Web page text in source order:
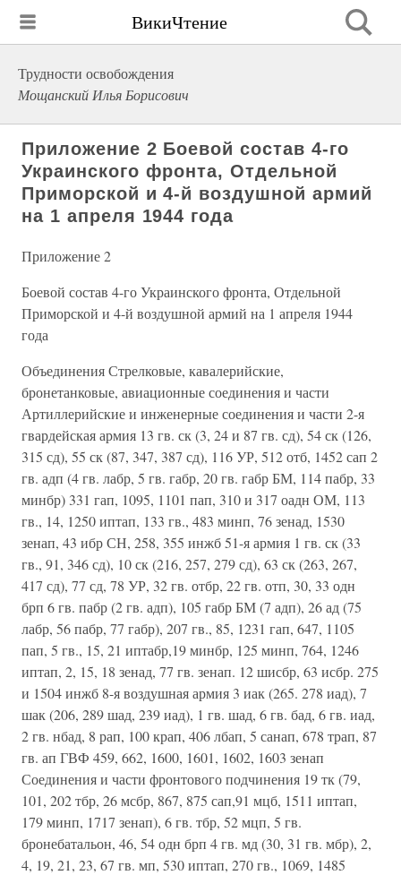
ВикиЧтение
Трудности освобождения
Мощанский Илья Борисович
Приложение 2 Боевой состав 4-го
Украинского фронта, Отдельной
Приморской и 4-й воздушной армий
на 1 апреля 1944 года
Приложение 2
Боевой состав 4-го Украинского фронта, Отдельной
Приморской и 4-й воздушной армий на 1 апреля 1944
года
Объединения Стрелковые, кавалерийские,
бронетанковые, авиационные соединения и части
Артиллерийские и инженерные соединения и части 2-я
гвардейская армия 13 гв. ск (3, 24 и 87 гв. сд), 54 ск (126,
315 сд), 55 ск (87, 347, 387 сд), 116 УР, 512 отб, 1452 сап 2
гв. адп (4 гв. лабр, 5 гв. габр, 20 гв. габр БМ, 114 пабр, 33
минбр) 331 гап, 1095, 1101 пап, 310 и 317 оадн ОМ, 113
гв., 14, 1250 иптап, 133 гв., 483 минп, 76 зенад, 1530
зенап, 43 ибр СН, 258, 355 инжб 51-я армия 1 гв. ск (33
гв., 91, 346 сд), 10 ск (216, 257, 279 сд), 63 ск (263, 267,
417 сд), 77 сд, 78 УР, 32 гв. отбр, 22 гв. отп, 30, 33 одн
брп 6 гв. пабр (2 гв. адп), 105 габр БМ (7 адп), 26 ад (75
лабр, 56 пабр, 77 габр), 207 гв., 85, 1231 гап, 647, 1105
пап, 5 гв., 15, 21 иптабр,19 минбр, 125 минп, 764, 1246
иптап, 2, 15, 18 зенад, 77 гв. зенап. 12 шисбр, 63 исбр. 275
и 1504 инжб 8-я воздушная армия 3 иак (265. 278 иад), 7
шак (206, 289 шад, 239 иад), 1 гв. шад, 6 гв. бад, 6 гв. иад,
2 гв. нбад, 8 рап, 100 крап, 406 лбап, 5 санап, 678 трап, 87
гв. ап ГВФ 459, 662, 1600, 1601, 1602, 1603 зенап
Соединения и части фронтового подчинения 19 тк (79,
101, 202 тбр, 26 мсбр, 867, 875 сап,91 мцб, 1511 иптап,
179 минп, 1717 зенап), 6 гв. тбр, 52 мцп, 5 гв.
бронебатальон, 46, 54 одн брп 4 гв. мд (30, 31 гв. мбр), 2,
4, 19, 21, 23, 67 гв. мп, 530 иптап, 270 гв., 1069, 1485